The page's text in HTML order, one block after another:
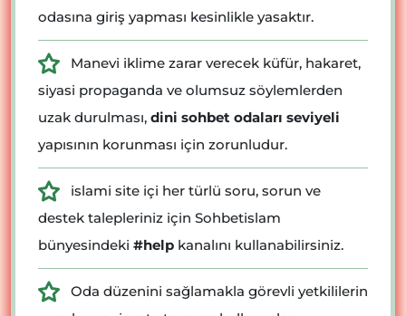
odasına giriş yapması kesinlikle yasaktır.
Manevi iklime zarar verecek küfür, hakaret,
siyasi propaganda ve olumsuz söylemlerden
uzak durulması, dini sohbet odaları seviyeli
yapısının korunması için zorunludur.
islami site içi her türlü soru, sorun ve
destek talepleriniz için Sohbetislam
bünyesindeki #help kanalını kullanabilirsiniz.
Oda düzenini sağlamakla görevli yetkililerin